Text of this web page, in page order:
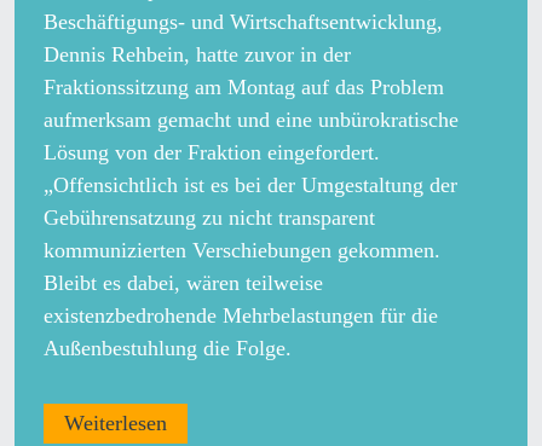
Beschäftigungs- und Wirtschaftsentwicklung,
Dennis Rehbein, hatte zuvor in der
Fraktionssitzung am Montag auf das Problem
aufmerksam gemacht und eine unbürokratische
Lösung von der Fraktion eingefordert.
„Offensichtlich ist es bei der Umgestaltung der
Gebührensatzung zu nicht transparent
kommunizierten Verschiebungen gekommen.
Bleibt es dabei, wären teilweise
existenzbedrohende Mehrbelastungen für die
Außenbestuhlung die Folge.
Weiterlesen